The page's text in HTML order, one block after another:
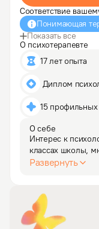
Соответствие
Понимающая
Показать все
О психотерапевте
17 лет опыта
Диплом
15 профильных
О себе
Интерес к
классах школы,
сложные
определило мой…
Развернуть